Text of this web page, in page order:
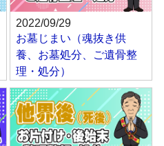
2022/09/29
お墓じまい（魂抜き供
養、お墓処分、ご遺骨整
理・処分）